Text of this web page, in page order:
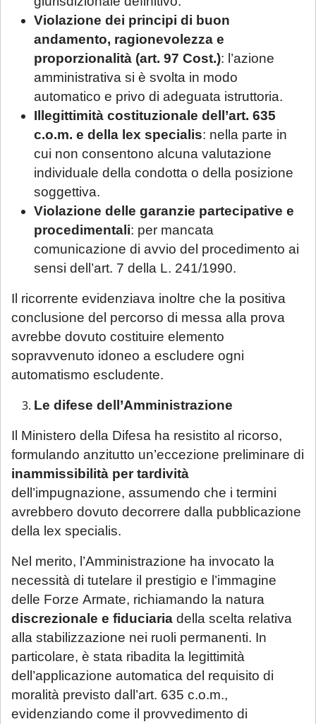
Violazione dei principi di buon
andamento, ragionevolezza e
proporzionalità (art. 97 Cost.): l’azione
amministrativa si è svolta in modo
automatico e privo di adeguata istruttoria.
Illegittimità costituzionale dell’art. 635
c.o.m. e della lex specialis: nella parte in
cui non consentono alcuna valutazione
individuale della condotta o della posizione
soggettiva.
Violazione delle garanzie partecipative e
procedimentali: per mancata
comunicazione di avvio del procedimento ai
sensi dell’art. 7 della L. 241/1990.
Il ricorrente evidenziava inoltre che la positiva
conclusione del percorso di messa alla prova
avrebbe dovuto costituire elemento
sopravvenuto idoneo a escludere ogni
automatismo escludente.
Le difese dell’Amministrazione
Il Ministero della Difesa ha resistito al ricorso,
formulando anzitutto un’eccezione preliminare di
inammissibilità per tardività
dell’impugnazione, assumendo che i termini
avrebbero dovuto decorrere dalla pubblicazione
della lex specialis.
Nel merito, l’Amministrazione ha invocato la
necessità di tutelare il prestigio e l’immagine
delle Forze Armate, richiamando la natura
discrezionale e fiduciaria della scelta relativa
alla stabilizzazione nei ruoli permanenti. In
particolare, è stata ribadita la legittimità
dell’applicazione automatica del requisito di
moralità previsto dall’art. 635 c.o.m.,
evidenziando come il provvedimento di